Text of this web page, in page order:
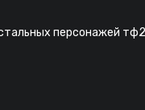
персонажей